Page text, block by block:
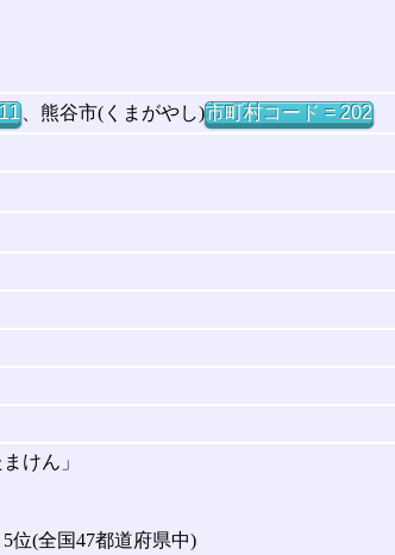
、熊谷市(くまがやし)市町村コード = 202
けん」
位(全国47都道府県中)